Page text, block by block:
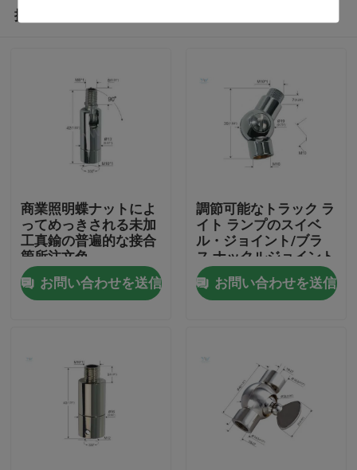
推薦されたプロダクト
商業照明蝶ナットによ
ってめっきされる未加
工真鍮の普遍的な接合
箇所注文色
お問い合わせを送信
調節可能なトラック ラ
イト ランプのスイベ
ル・ジョイント/ブラ
ス ナックルジョイント
Φ19 * 39のMm
お問い合わせを送信